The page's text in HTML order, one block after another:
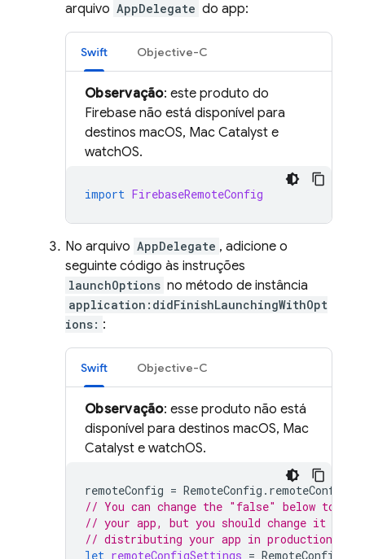
arquivo AppDelegate do app:
Swift Objective-C
Observação: este produto do
Firebase não está disponível para
destinos macOS, Mac Catalyst e
watchOS.
import FirebaseRemoteConfig
No arquivo AppDelegate , adicione o
seguinte código às instruções
launchOptions no método de instância
application:didFinishLaunchingWithOpt
ions: :
Swift Objective-C
Observação: esse produto não está
disponível para destinos macOS, Mac
Catalyst e watchOS.
remoteConfig = RemoteConfig . remoteConfig
// You can change the "false" below to
// your app, but you should change it
// distributing your app in production.
let remoteConfigSettings =